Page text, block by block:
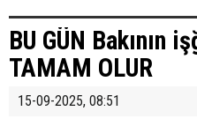
BU GÜN Bakının
TAMAM OLUR
15-09-2025, 08:51